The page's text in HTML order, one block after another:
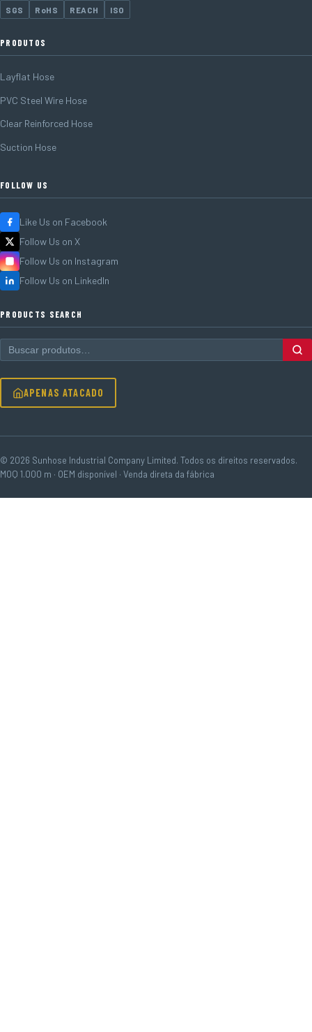
SGS RoHS REACH ISO
PRODUTOS
Layflat Hose
PVC Steel Wire Hose
Clear Reinforced Hose
Suction Hose
FOLLOW US
Like Us on Facebook
Follow Us on X
Follow Us on Instagram
Follow Us on LinkedIn
PRODUCTS SEARCH
APENAS ATACADO
© 2026 Sunhose Industrial Company Limited. Todos os direitos reservados.
MOQ 1.000 m · OEM disponível · Venda direta da fábrica